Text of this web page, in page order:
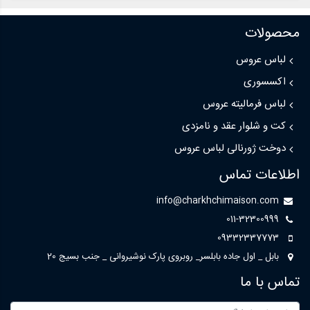
محصولات
لباس عروس
اکسسوری
لباس فرمالیته عروس
کت و شلوار عقد و نامزدی
دوخت ژورنالی لباس عروس
اطلاعات تماس
info@charkhchimaison.com
011-32300999
09332337773
بابل _ اول جاده بابلسر_ روبروی پارک نوشیروانی _ جنب بسیج 20
تماس با ما